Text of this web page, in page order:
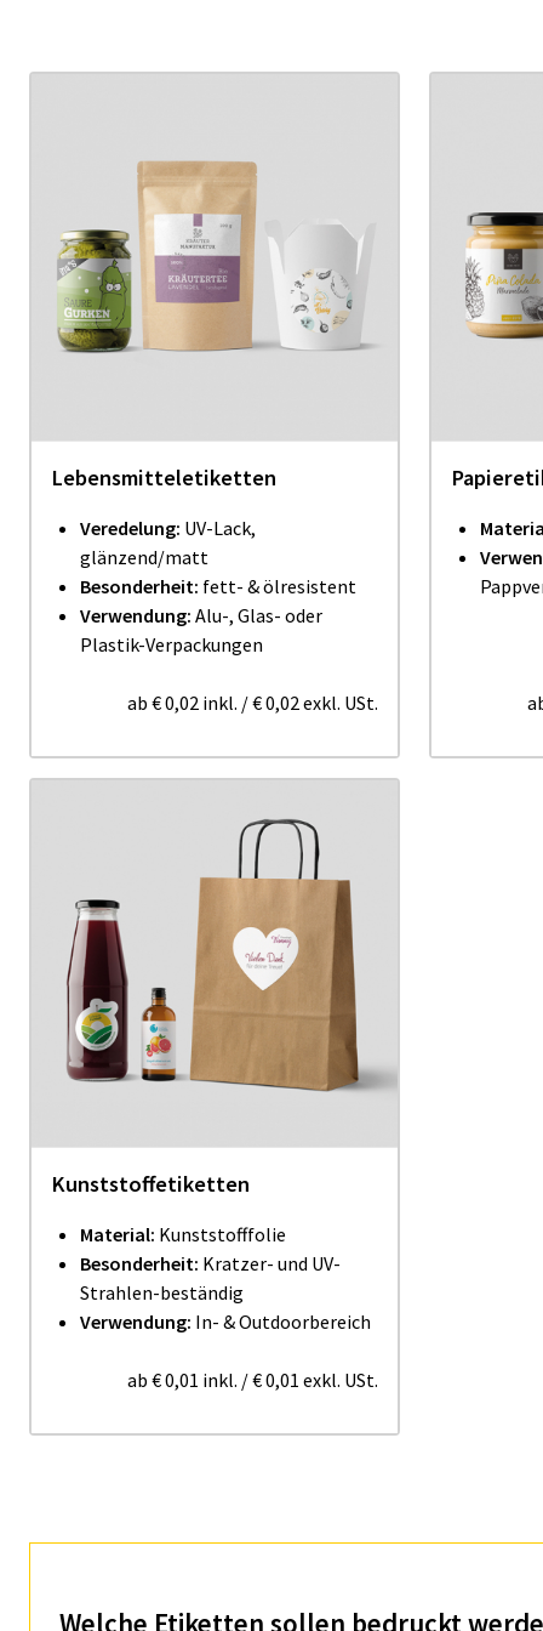
Lebensmitteletiketten
Veredelung: UV-Lack,
glänzend/matt
Besonderheit: fett- & ölresistent
Verwendung: Alu-, Glas- oder
Plastik-Verpackungen
ab € 0,02 inkl. /€ 0,02exkl. USt.
Kunststoffetiketten
Material: Kunststofffolie
Besonderheit: Kratzer- und UV-
Strahlen-beständig
Verwendung: In- & Outdoorbereich
ab € 0,01 inkl. /€ 0,01 exkl. USt.
Welche Etiketten sollen bedruckt